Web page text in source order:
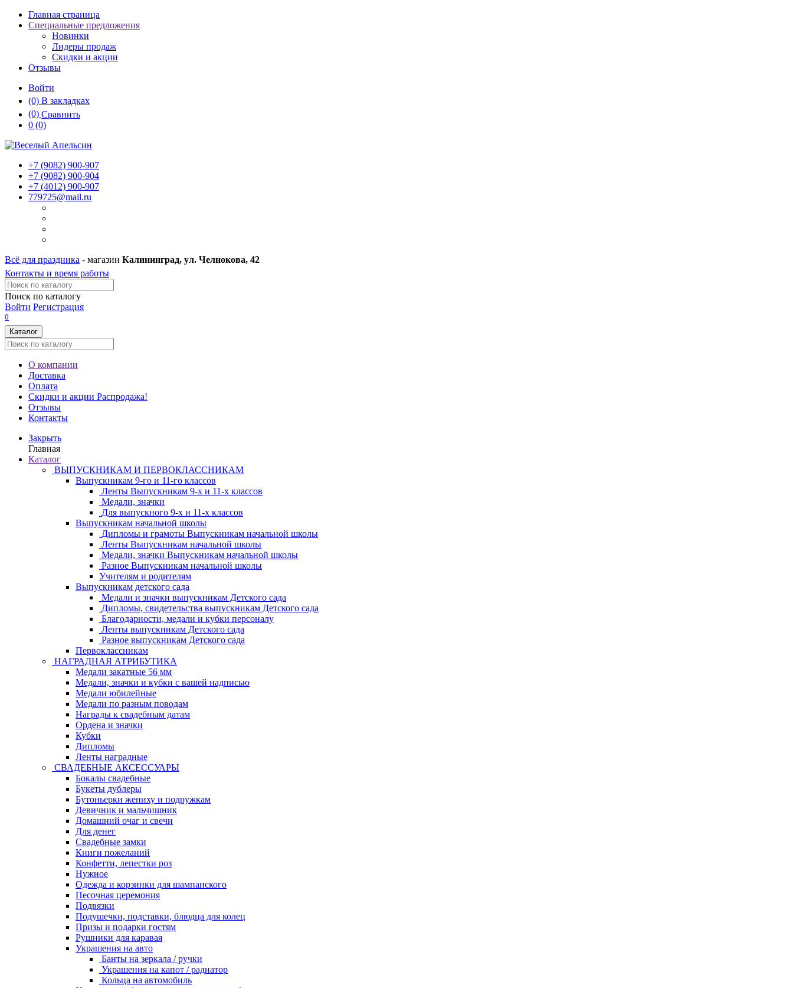
Главная страница
Специальные предложения
Новинки
Лидеры продаж
Скидки и акции
Отзывы
Войти
(0) В закладках
(0) Сравнить
0 (0)
+7 (9082) 900-907
+7 (9082) 900-904
+7 (4012) 900-907
779725@mail.ru
Всё для праздника - магазин Калининград, ул. Челнокова, 42
Контакты и время работы
Поиск по каталогу
Войти Регистрация
0
Каталог
О компании
Доставка
Оплата
Скидки и акции Распродажа!
Отзывы
Контакты
Закрыть
Главная
Каталог
ВЫПУСКНИКАМ И ПЕРВОКЛАССНИКАМ
Выпускникам 9-го и 11-го классов
Ленты Выпускникам 9-х и 11-х классов
Медали, значки
Для выпускного 9-х и 11-х классов
Выпускникам начальной школы
Дипломы и грамоты Выпускникам начальной школы
Ленты Выпускникам начальной школы
Медали, значки Выпускникам начальной школы
Разное Выпускникам начальной школы
Учителям и родителям
Выпускникам детского сада
Медали и значки выпускникам Детского сада
Дипломы, свидетельства выпускникам Детского сада
Благодарности, медали и кубки персоналу
Ленты выпускникам Детского сада
Разное выпускникам Детского сада
Первоклассникам
НАГРАДНАЯ АТРИБУТИКА
Медали закатные 56 мм
Медали, значки и кубки с вашей надписью
Медали юбилейные
Медали по разным поводам
Награды к свадебным датам
Ордена и значки
Кубки
Дипломы
Ленты наградные
СВАДЕБНЫЕ АКСЕССУАРЫ
Бокалы свадебные
Букеты дублеры
Бутоньерки жениху и подружкам
Девичник и мальчишник
Домашний очаг и свечи
Для денег
Свадебные замки
Книги пожеланий
Конфетти, лепестки роз
Нужное
Одежда и корзинки для шампанского
Песочная церемония
Подвязки
Подушечки, подставки, блюдца для колец
Призы и подарки гостям
Рушники для каравая
Украшения на авто
Банты на зеркала / ручки
Украшения на капот / радиатор
Кольца на автомобиль